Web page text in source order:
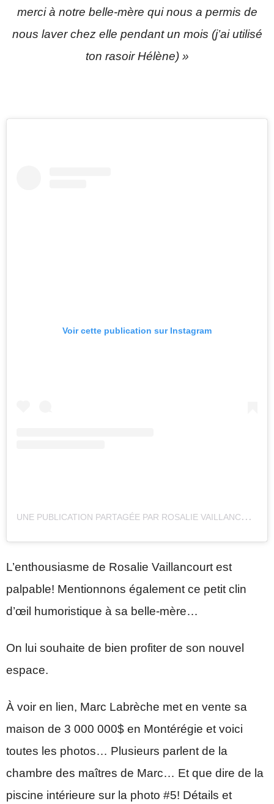
merci à notre belle-mère qui nous a permis de
nous laver chez elle pendant un mois (j’ai utilisé
ton rasoir Hélène) »
Voir cette publication sur Instagram
U
NE PUBLICATION PARTAGÉE PAR ROSALIE VAILLANCOURT (@ROSALIEVAILLANCOURT)
L’enthousiasme de Rosalie Vaillancourt est
palpable! Mentionnons également ce petit clin
d’œil humoristique à sa belle-mère…
On lui souhaite de bien profiter de son nouvel
espace.
À voir en lien, Marc Labrèche met en vente sa
maison de 3 000 000$ en Montérégie et voici
toutes les photos… Plusieurs parlent de la
chambre des maîtres de Marc… Et que dire de la
piscine intérieure sur la photo #5! Détails et